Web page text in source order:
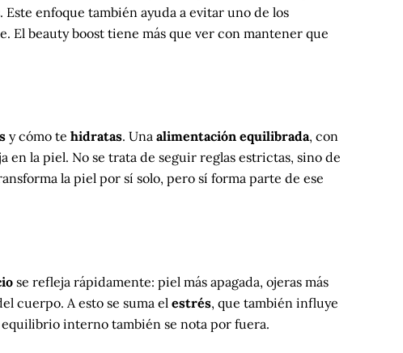
enfoque también ayuda a evitar uno de los
beauty boost tiene más que ver con mantener que
y cómo te hidratas. Una alimentación equilibrada, con
la piel. No se trata de seguir reglas estrictas, sino de
la piel por sí solo, pero sí forma parte de ese
se refleja rápidamente: piel más apagada, ojeras más
cuerpo. A esto se suma el estrés, que también influye
interno también se nota por fuera.